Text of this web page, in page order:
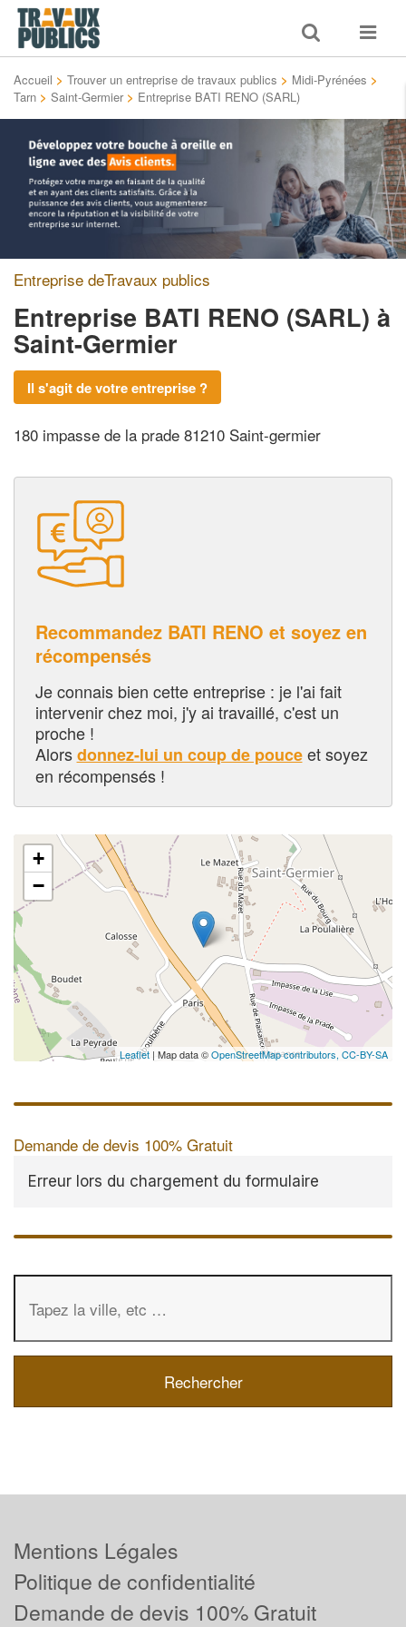
Toggle
search
Toggle
Accueil > Trouver un entreprise de travaux publics > Midi-Pyrénées >
Tarn > Saint-Germier > Entreprise BATI RENO (SARL)
Entreprise deTravaux publics
Entreprise BATI RENO (SARL) à
Saint-Germier
Il s'agit de votre entreprise ?
180 impasse de la prade 81210 Saint-germier
Recommandez BATI RENO et soyez en
récompensés
Je connais bien cette entreprise : je l'ai fait
intervenir chez moi, j'y ai travaillé, c'est un
proche !
Alorsdonnez-lui un coup de pouceet soyez
en récompensés !
+
−
Leaflet | Map data ©OpenStreetMap contributors, CC-BY-SA
Demande de devis 100% Gratuit
Erreur lors du chargement du formulaire
Mentions Légales
Politique de confidentialité
Demande de devis 100% Gratuit